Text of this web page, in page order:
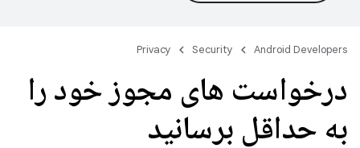
Android Developers
Security
Privacy
درخواست های مجوز خود را
به حداقل برسانید